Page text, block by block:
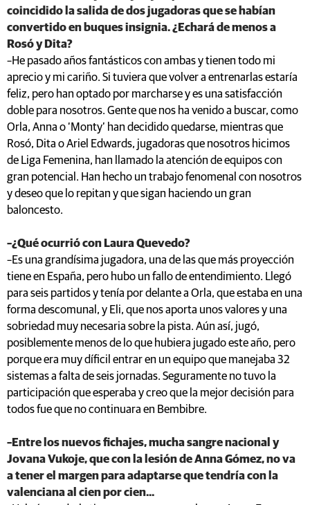
coincidido la salida de dos jugadoras que se habían
convertido en buques insignia. ¿Echará de menos a
Rosó y Dita?
–He pasado años fantásticos con ambas y tienen todo mi
aprecio y mi cariño. Si tuviera que volver a entrenarlas estaría
feliz, pero han optado por marcharse y es una satisfacción
doble para nosotros. Gente que nos ha venido a buscar, como
Orla, Anna o ‘Monty’ han decidido quedarse, mientras que
Rosó, Dita o Ariel Edwards, jugadoras que nosotros hicimos
de Liga Femenina, han llamado la atención de equipos con
gran potencial. Han hecho un trabajo fenomenal con nosotros
y deseo que lo repitan y que sigan haciendo un gran
baloncesto.
–¿Qué ocurrió con Laura Quevedo?
–Es una grandísima jugadora, una de las que más proyección
tiene en España, pero hubo un fallo de entendimiento. Llegó
para seis partidos y tenía por delante a Orla, que estaba en una
forma descomunal, y Eli, que nos aporta unos valores y una
sobriedad muy necesaria sobre la pista. Aún así, jugó,
posiblemente menos de lo que hubiera jugado este año, pero
porque era muy díficil entrar en un equipo que manejaba 32
sistemas a falta de seis jornadas. Seguramente no tuvo la
participación que esperaba y creo que la mejor decisión para
todos fue que no continuara en Bembibre.
–Entre los nuevos fichajes, mucha sangre nacional y
Jovana Vukoje, que con la lesión de Anna Gómez, no va
a tener el margen para adaptarse que tendría con la
valenciana al cien por cien...